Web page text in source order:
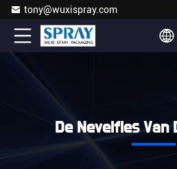
tony@wuxispray.com
De Nevelfles Van